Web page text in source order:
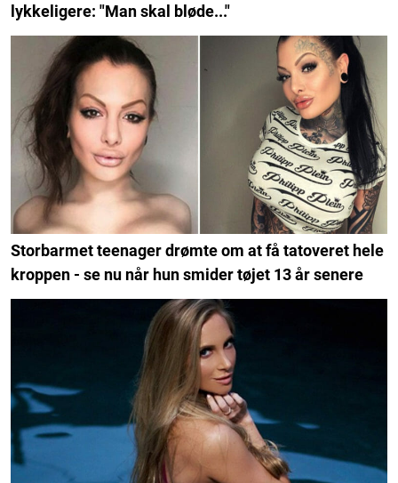
lykkeligere: "Man skal bløde..."
Storbarmet teenager drømte om at få tatoveret hele
kroppen - se nu når hun smider tøjet 13 år senere